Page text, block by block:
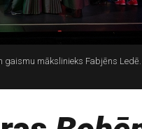
mākslinieks Fabjēns